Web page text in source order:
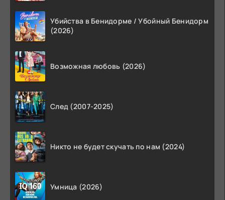
Убийства в Бенидорме / Убойный Бенидорм
(2026)
Возможная любовь (2026)
След (2007-2025)
Никто не будет скучать по нам (2024)
Умница (2026)